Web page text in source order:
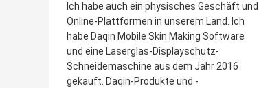
Ich habe auch ein physisches Geschäft und
Online-Plattformen in unserem Land. Ich
habe Daqin Mobile Skin Making Software
und eine Laserglas-Displayschutz-
Schneidemaschine aus dem Jahr 2016
gekauft. Daqin-Produkte und -